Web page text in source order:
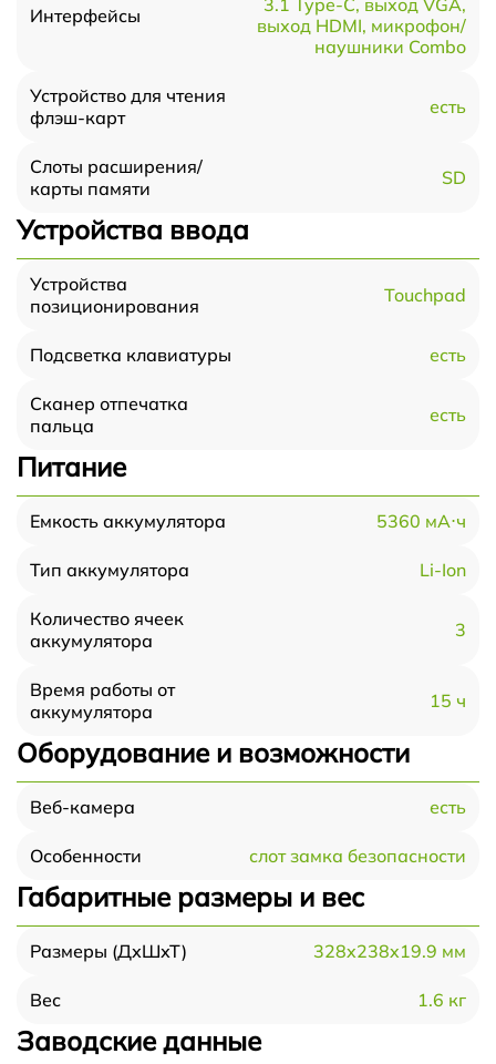
Интерфейсы
3.1 Type-С, выход VGA,
выход HDMI, микрофон/
наушники Combo
Устройство для чтения
флэш-карт
есть
Слоты расширения/
карты памяти
SD
Устройства ввода
Устройства
позиционирования
Touchpad
Подсветка клавиатуры есть
Сканер отпечатка
пальца
есть
Питание
Емкость аккумулятора 5360 мА⋅ч
Тип аккумулятора Li-Ion
Количество ячеек
аккумулятора
3
Время работы от
аккумулятора
15 ч
Оборудование и возможности
Веб-камера есть
Особенности слот замка безопасности
Габаритные размеры и вес
Размеры (ДхШхТ) 328x238x19.9 мм
Вес 1.6 кг
Заводские данные